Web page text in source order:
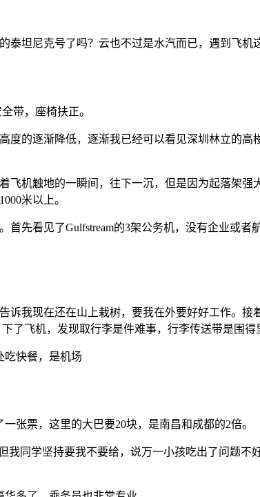
泰坦尼克号了吗？云也不过是水汽而已，遇到飞机
带，座椅扶正。
度的逐渐降低，逐渐我已经可以看见深圳林立的
飞机触地的一瞬间，往下一沉，但是因为起落架
米以上。
先看见了Gulfstream的3架公务机，没有企业或
诉我现在还在山上栽树，要我在外要好好工作。
了飞机，发现取行李是件难事，行李传送带是围得
吃快餐，是机场
张票，这里的大巴要20块，是南昌和成都的2倍。
我同学坚持要我不要给，说万一小孩吃出了问题